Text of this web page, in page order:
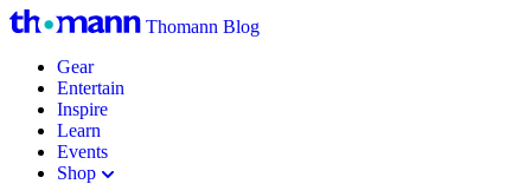
Thomann Blog
Gear
Entertain
Inspire
Learn
Events
Shop